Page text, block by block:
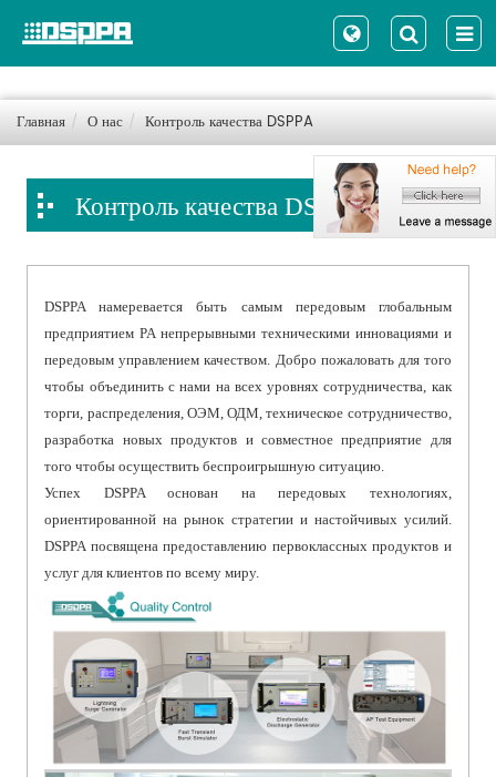
Главная О нас Контроль качества DSPPA
Контроль качества DSPPA
DSPPA намеревается быть самым передовым глобальным
предприятием PA непрерывными техническими инновациями и
передовым управлением качеством. Добро пожаловать для того
чтобы объединить с нами на всех уровнях сотрудничества, как
торги, распределения, ОЭМ, ОДМ, техническое сотрудничество,
разработка новых продуктов и совместное предприятие для
того чтобы осуществить беспроигрышную ситуацию.
Успех DSPPA основан на передовых технологиях,
ориентированной на рынок стратегии и настойчивых усилий.
DSPPA посвящена предоставлению первоклассных продуктов и
услуг для клиентов по всему миру.